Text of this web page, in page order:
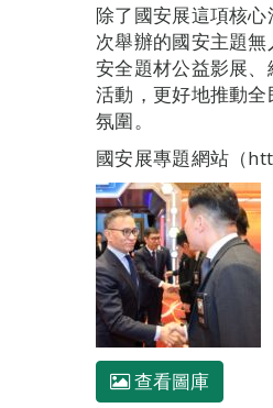
除了國安展這項核
次舉辦的國安主題
安全題材公益影展
活動，更好地推動
氛圍。
國安展專題網站（
查看圖庫